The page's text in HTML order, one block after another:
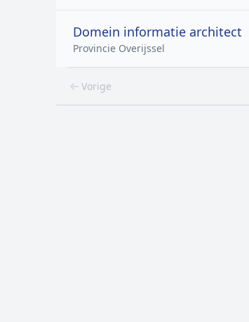
Domein informatie architect
Provincie Overijssel
Vorige